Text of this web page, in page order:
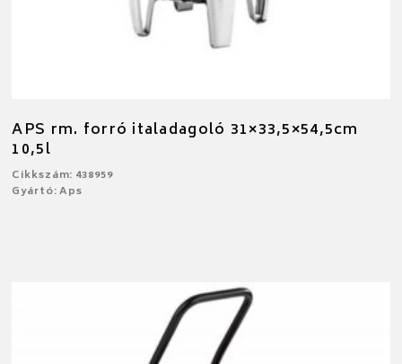
APS rm. forró italadagoló 31×33,5×54,5cm
10,5l
Cikkszám: 438959
Gyártó: Aps